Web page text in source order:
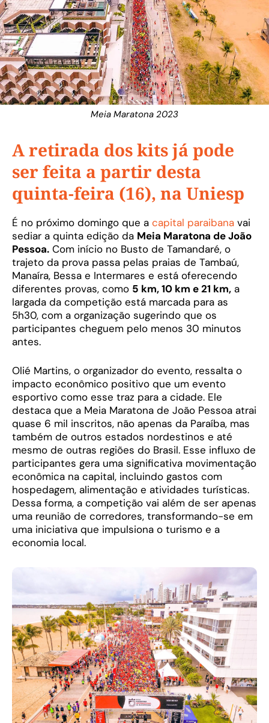
Meia Maratona 2023
A retirada dos kits já pode
ser feita a partir desta
quinta-feira (16), na Uniesp
É no próximo domingo que a capital paraibana vai
sediar a quinta edição da Meia Maratona de João
Pessoa. Com início no Busto de Tamandaré, o
trajeto da prova passa pelas praias de Tambaú,
Manaíra, Bessa e Intermares e está oferecendo
diferentes provas, como 5 km, 10 km e 21 km, a
largada da competição está marcada para as
5h30, com a organização sugerindo que os
participantes cheguem pelo menos 30 minutos
antes.
Olié Martins, o organizador do evento, ressalta o
impacto econômico positivo que um evento
esportivo como esse traz para a cidade. Ele
destaca que a Meia Maratona de João Pessoa atrai
quase 6 mil inscritos, não apenas da Paraíba, mas
também de outros estados nordestinos e até
mesmo de outras regiões do Brasil. Esse influxo de
participantes gera uma significativa movimentação
econômica na capital, incluindo gastos com
hospedagem, alimentação e atividades turísticas.
Dessa forma, a competição vai além de ser apenas
uma reunião de corredores, transformando-se em
uma iniciativa que impulsiona o turismo e a
economia local.